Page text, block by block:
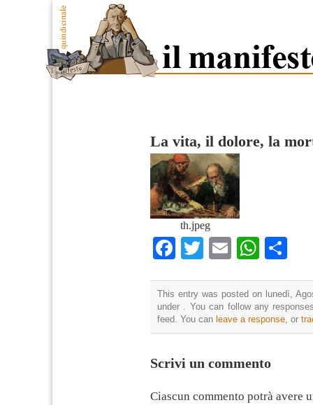
La vita, il dolore, la
th.jpeg
Facebook
Twitter
Email
This entry was posted on lunedì,
under . You can follow any
feed. You can leave a response , or
Scrivi un commento
Ciascun commento potrà avere